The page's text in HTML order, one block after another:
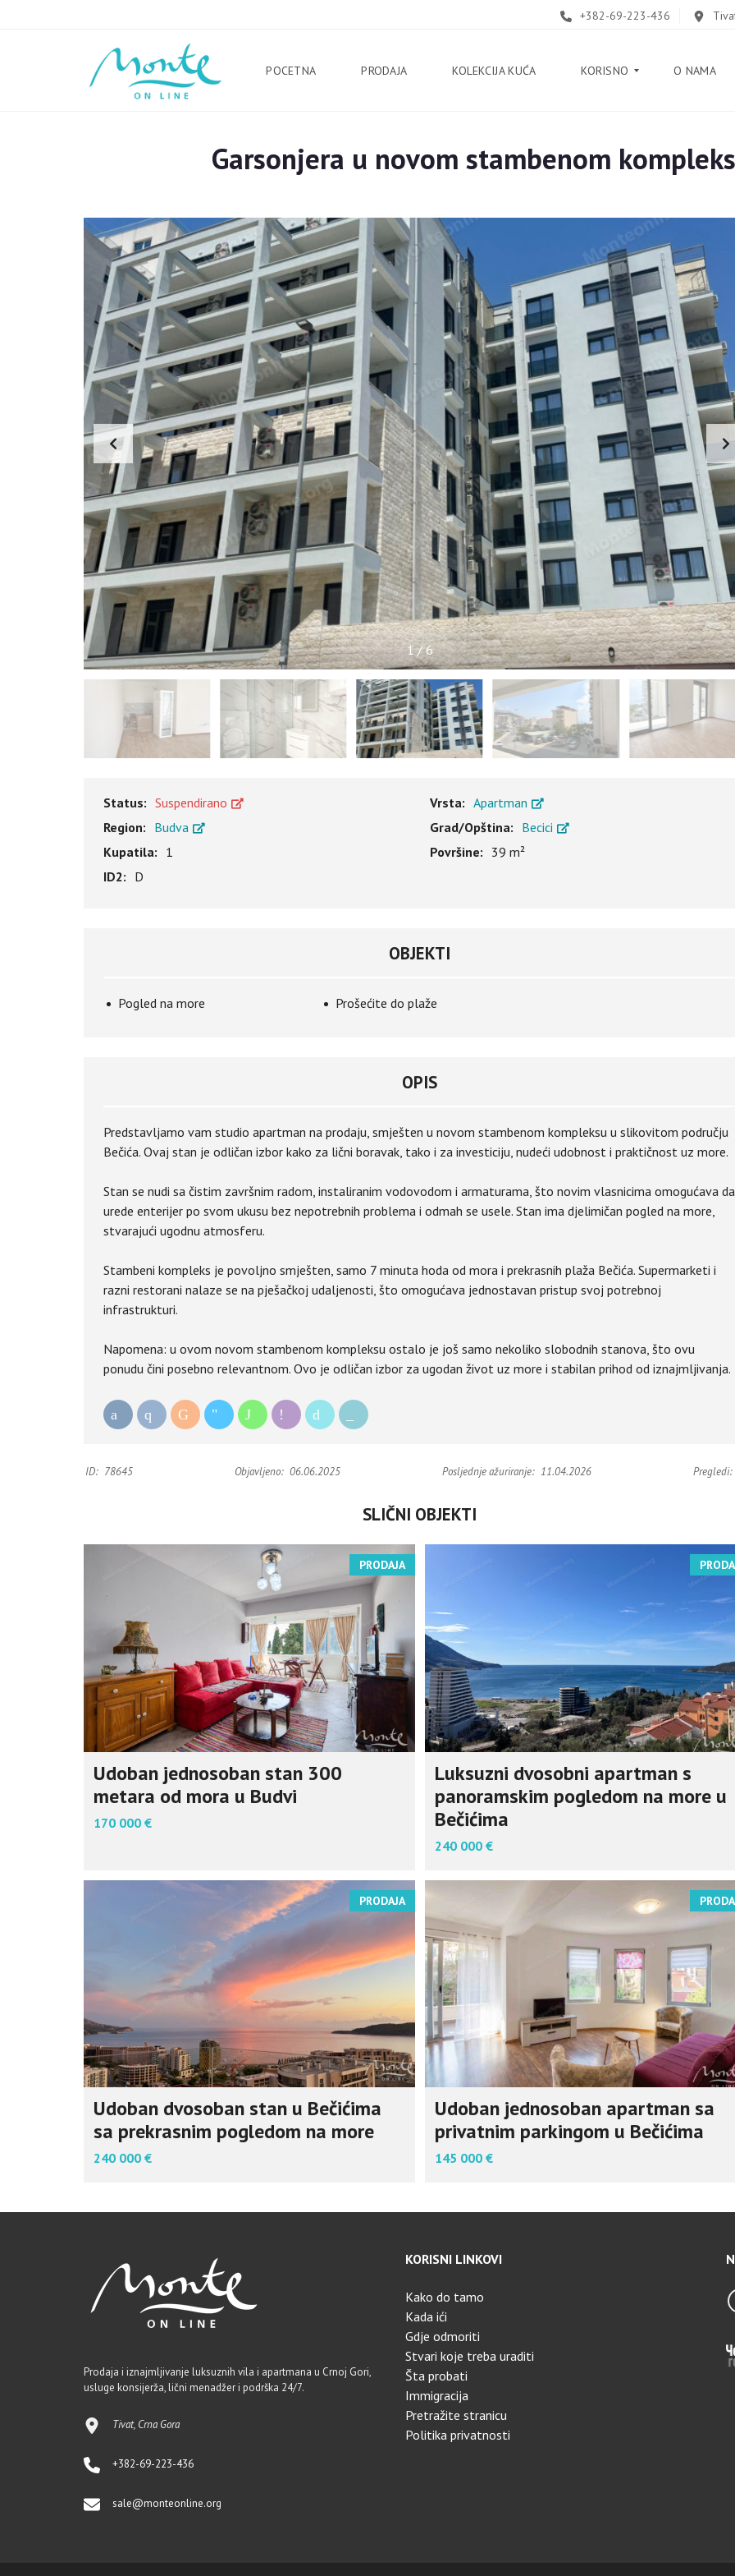
+382-69-223-436
POCETNA PRODAJA KOLEKCIJA KUĆA KORISNO
B
O
D
I
Č
K
O
O NAMA
Garsonjera u novom stambenom
1/6
Status: Suspendirano Vrsta: Apartman
Region: Budva Grad/Opština: Becici
Kupatila: 1 Površine: 39 m²
ID2: D
OBJEKTI
Pogled na more Prošećite do plaže
OPIS
Predstavljamo vam studio apartman na prodaju, smješten u novom stambenom kompleksu u slikovitom području
Bečića. Ovaj stan je odličan izbor kako za lični boravak, tako i za investiciju, nudeći udobnost i praktičnost uz more.
Stan se nudi sa čistim završnim radom, instaliranim vodovodom i armaturama, što novim vlasnicima omogućava da
urede enterijer po svom ukusu bez nepotrebnih problema i odmah se usele. Stan ima djelimičan pogled na more,
stvarajući ugodnu atmosferu.
Stambeni kompleks je povoljno smješten, samo 7 minuta hoda od mora i prekrasnih plaža Bečića. Supermarketi i
razni restorani nalaze se na pješačkoj udaljenosti, što omogućava jednostavan pristup svoj potrebnoj
infrastrukturi.
Napomena: u ovom novom stambenom kompleksu ostalo je još samo nekoliko slobodnih stanova, što ovu
ponudu čini posebno relevantnom. Ovo je odličan izbor za ugodan život uz more i stabilan prihod od iznajmljivanja.
ID: 78645 Objavljeno: 06.06.2025 Posljednje ažuriranje: 11.04.2026 Pregledi:
SLIČNI OBJEKTI
PRODAJA
Udoban jednosoban stan 300
metara od mora u Budvi
170 000 €
Luksuzni dvosobni apartman s
panoramskim pogledom na more u
Bečićima
240 000 €
PRODAJA
Udoban dvosoban stan u Bečićima
sa prekrasnim pogledom na more
240 000 €
Udoban jednosoban apartman sa
privatnim parkingom u Bečićima
145 000 €
Prodaja i iznajmljivanje luksuznih vila i apartmana u Crnoj Gori,
usluge konsijerža, lični menadžer i podrška 24/7.
Tivat, Crna Gora
+382-69-223-436
sale@monteonline.org
KORISNI LINKOVI
Kako do tamo
Kada ići
Gdje odmoriti
Stvari koje treba uraditi
Šta probati
Immigracija
Pretražite stranicu
Politika privatnosti